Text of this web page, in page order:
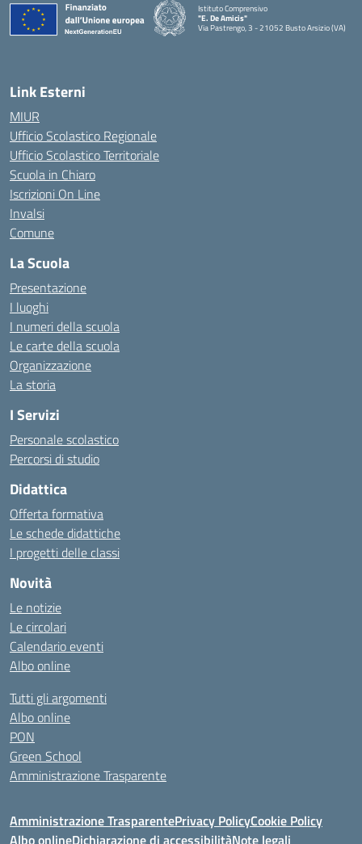
Istituto Comprensivo
"E. De Amicis"
Via Pastrengo, 3 - 21052 Busto Arsizio (VA)
Link Esterni
MIUR
Ufficio Scolastico Regionale
Ufficio Scolastico Territoriale
Scuola in Chiaro
Iscrizioni On Line
Invalsi
Comune
La Scuola
Presentazione
I luoghi
I numeri della scuola
Le carte della scuola
Organizzazione
La storia
I Servizi
Personale scolastico
Percorsi di studio
Didattica
Offerta formativa
Le schede didattiche
I progetti delle classi
Novità
Le notizie
Le circolari
Calendario eventi
Albo online
Tutti gli argomenti
Albo online
PON
Green School
Amministrazione Trasparente
Amministrazione TrasparentePrivacy PolicyCookie Policy
Albo onlineDichiarazione di accessibilitàNote legali